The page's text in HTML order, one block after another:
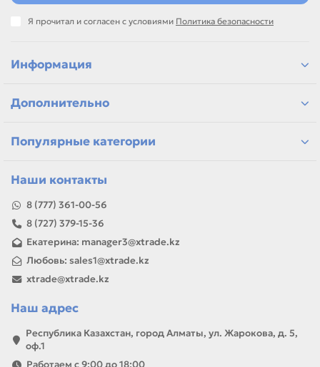
Я прочитал и согласен с условиями Политика безопасности
Информация
Дополнительно
Популярные категории
Наши контакты
8 (777) 361-00-56
8 (727) 379-15-36
Екатерина: manager3@xtrade.kz
Любовь: sales1@xtrade.kz
xtrade@xtrade.kz
Наш адрес
Республика Казахстан, город Алматы, ул. Жарокова, д. 5,
оф.1